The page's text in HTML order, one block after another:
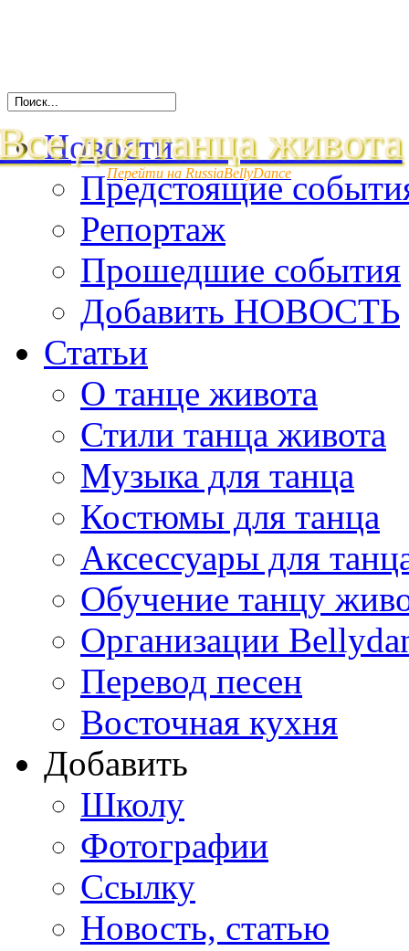
для танца живота
Перейти на RussiaBellyDance
Новости
Предстоящие
Репортаж
Прошедшие события
Добавить НОВОСТЬ
Статьи
О танце живота
Стили танца живота
Музыка для танца
Костюмы для танца
Аксессуары для
Обучение танцу
Организации
Перевод песен
Восточная кухня
Добавить
Школу
Фотографии
Ссылку
Новость, статью